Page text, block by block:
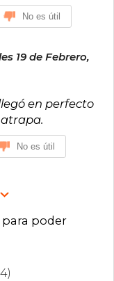
No es útil
19 de Febrero,
en perfecto
No es útil
para poder